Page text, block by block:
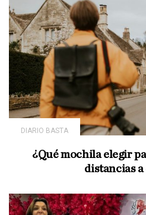
DIARIO BASTA
¿Qué mochila elegir
distancias